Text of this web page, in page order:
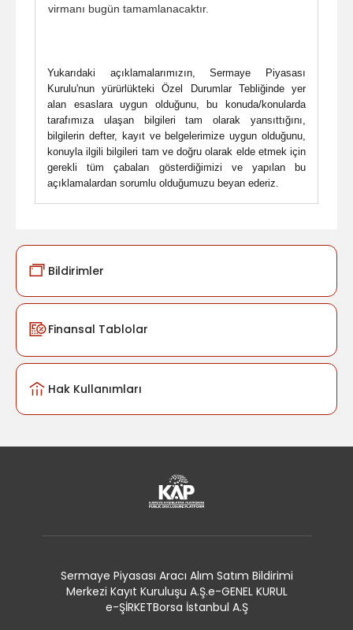
virmanı bugün tamamlanacaktır.
Yukarıdaki açıklamalarımızın, Sermaye Piyasası
Kurulu'nun yürürlükteki Özel Durumlar Tebliğinde yer
alan esaslara uygun olduğunu, bu konuda/konularda
tarafımıza ulaşan bilgileri tam olarak yansıttığını,
bilgilerin defter, kayıt ve belgelerimize uygun olduğunu,
konuyla ilgili bilgileri tam ve doğru olarak elde etmek için
gerekli tüm çabaları gösterdiğimizi ve yapılan bu
açıklamalardan sorumlu olduğumuzu beyan ederiz.
Bildirimler
Finansal Tablolar
Hak Kullanımları
Sermaye Piyasası Aracı Alım Satım Bildirimi
Merkezi Kayıt Kuruluşu A.Ş.e-GENEL KURUL
e-ŞİRKETBorsa İstanbul A.Ş